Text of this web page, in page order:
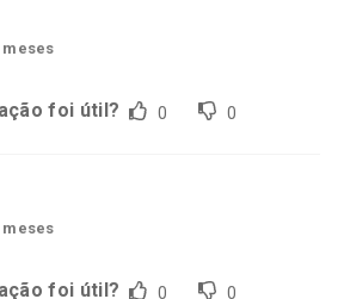
meses
foi útil? 0 0
meses
foi útil? 0 0